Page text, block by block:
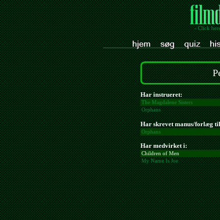
- Click
Har instrueret:
The Magdalene Sisters
Orphans
Har skrevet manus/forlæg
Orphans
Har medvirket i:
Children of Men
My Name Is Joe